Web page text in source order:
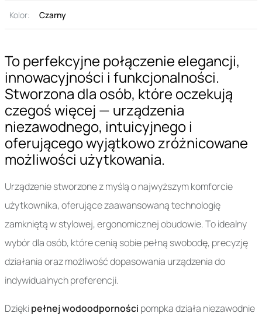
To perfekcyjne połączenie elegancji,
innowacyjności i funkcjonalności.
Stworzona dla osób, które oczekują
czegoś więcej — urządzenia
niezawodnego, intuicyjnego i
oferującego wyjątkowo zróżnicowane
możliwości użytkowania.
Urządzenie stworzone z myślą o najwyższym komforcie
użytkownika, oferujące zaawansowaną technologię
zamkniętą w stylowej, ergonomicznej obudowie. To idealny
wybór dla osób, które cenią sobie pełną swobodę, precyzję
działania oraz możliwość dopasowania urządzenia do
indywidualnych preferencji.
Dziękipełnej wodoodporności pompka działa niezawodnie
Kolor: Czarny